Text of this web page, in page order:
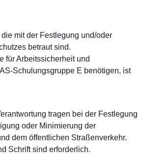
mit der Festlegung und/oder
betraut sind.
für Arbeitssicherheit und
Schulungsgruppe E benötigen, ist
tragen bei der Festlegung
oder Minimierung der
dem öffentlichen Straßenverkehr.
Schrift sind erforderlich.